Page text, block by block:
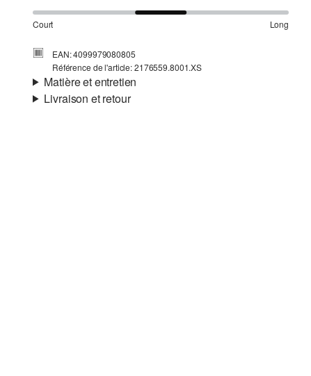
Court Long
EAN: 4099979080805
Référence de l'article: 2176559.8001.XS
Matière et entretien
Livraison et retour